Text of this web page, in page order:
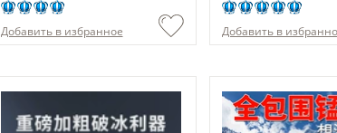
Добавить в избранное Добавить в